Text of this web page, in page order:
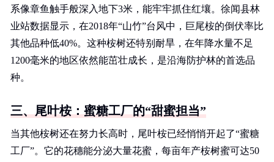
系像章鱼触手般深入地下3米，能牢牢抓住红壤。徐闻县林
业站数据显示，在2018年“山竹”台风中，巨尾桉的倒伏率比
其他品种低40%。这种桉树还特别耐旱，在年降水量不足
1200毫米的地区依然能茁壮成长，是沿海防护林的首选品
种。
三、尾叶桉：蜜糖工厂的“甜蜜担当”
当其他桉树还在努力长高时，尾叶桉已经悄悄开起了“蜜糖
工厂”。它的花穗能分泌大量花蜜，每亩年产桉树蜜可达50